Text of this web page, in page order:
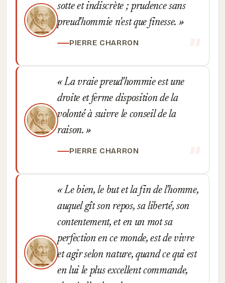
sotte et indiscrète ; prudence sans
preud'hommie n'est que finesse.
PIERRE CHARRON
La vraie preud'hommie est une
droite et ferme disposition de la
volonté à suivre le conseil de la
raison.
PIERRE CHARRON
Le bien, le but et la fin de l'homme,
auquel gît son repos, sa liberté, son
contentement, et en un mot sa
perfection en ce monde, est de vivre
et agir selon nature, quand ce qui est
en lui le plus excellent commande,